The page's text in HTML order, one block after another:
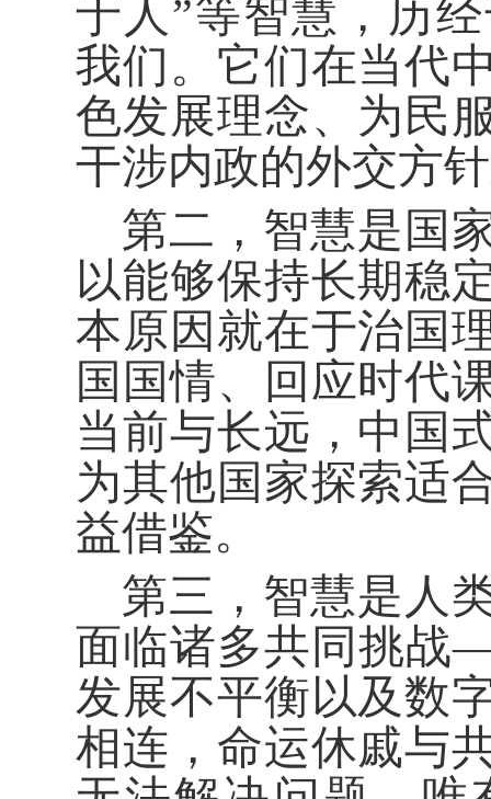
于人”等智慧，历
我们。它们在当代
色发展理念、为民
干涉内政的外交方
第二，智慧是国
以能够保持长期稳
本原因就在于治国
国国情、回应时代
当前与长远，中国
为其他国家探索适
益借鉴。
第三，智慧是人
面临诸多共同挑战
发展不平衡以及数
相连，命运休戚与